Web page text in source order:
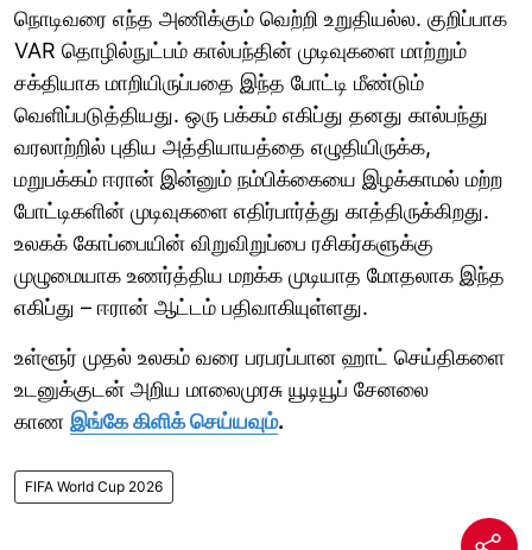
நொடிவரை எந்த அணிக்கும் வெற்றி உறுதியல்ல. குறிப்பாக
VAR தொழில்நுட்பம் கால்பந்தின் முடிவுகளை மாற்றும்
சக்தியாக மாறியிருப்பதை இந்த போட்டி மீண்டும்
வெளிப்படுத்தியது. ஒரு பக்கம் எகிப்து தனது கால்பந்து
வரலாற்றில் புதிய அத்தியாயத்தை எழுதியிருக்க,
மறுபக்கம் ஈரான் இன்னும் நம்பிக்கையை இழக்காமல் மற்ற
போட்டிகளின் முடிவுகளை எதிர்பார்த்து காத்திருக்கிறது.
உலகக் கோப்பையின் விறுவிறுப்பை ரசிகர்களுக்கு
முழுமையாக உணர்த்திய மறக்க முடியாத மோதலாக இந்த
எகிப்து – ஈரான் ஆட்டம் பதிவாகியுள்ளது.
உள்ளூர் முதல் உலகம் வரை பரபரப்பான ஹாட் செய்திகளை
உடனுக்குடன் அறிய மாலைமுரசு யூடியூப் சேனலை
காண இங்கே கிளிக் செய்யவும்.
FIFA World Cup 2026